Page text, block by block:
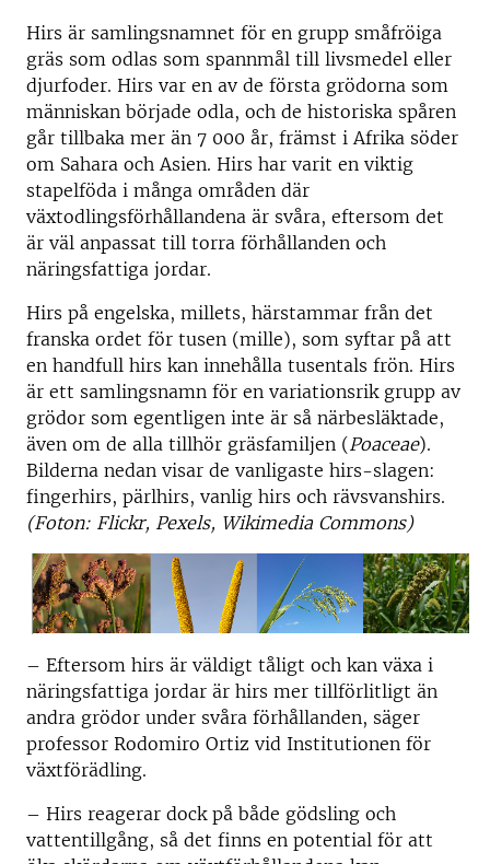
Hirs är samlingsnamnet för en grupp småfröiga
gräs som odlas som spannmål till livsmedel eller
djurfoder. Hirs var en av de första grödorna som
människan började odla, och de historiska spåren
går tillbaka mer än 7 000 år, främst i Afrika söder
om Sahara och Asien. Hirs har varit en viktig
stapelföda i många områden där
växtodlingsförhållandena är svåra, eftersom det
är väl anpassat till torra förhållanden och
näringsfattiga jordar.
Hirs på engelska, millets, härstammar från det
franska ordet för tusen (mille), som syftar på att
en handfull hirs kan innehålla tusentals frön. Hirs
är ett samlingsnamn för en variationsrik grupp av
grödor som egentligen inte är så närbesläktade,
även om de alla tillhör gräsfamiljen (Poaceae).
Bilderna nedan visar de vanligaste hirs-slagen:
fingerhirs, pärlhirs, vanlig hirs och rävsvanshirs.
(Foton: Flickr, Pexels, Wikimedia Commons)
– Eftersom hirs är väldigt tåligt och kan växa i
näringsfattiga jordar är hirs mer tillförlitligt än
andra grödor under svåra förhållanden, säger
professor Rodomiro Ortiz vid Institutionen för
växtförädling.
– Hirs reagerar dock på både gödsling och
vattentillgång, så det finns en potential för att